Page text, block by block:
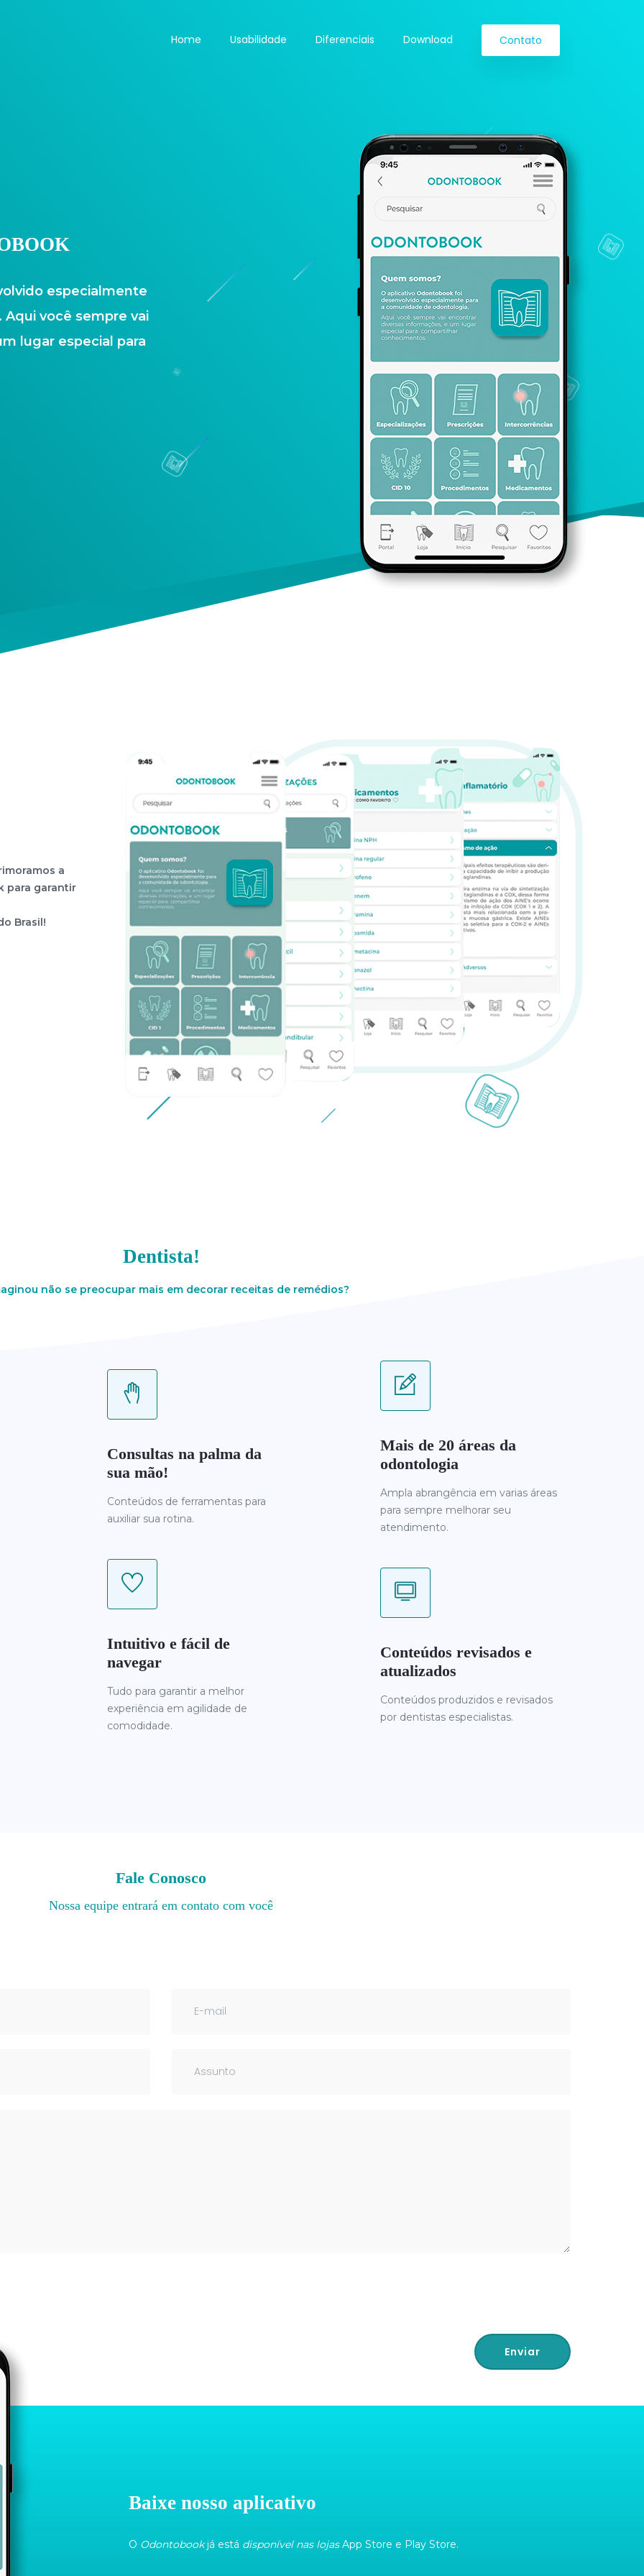
Home Usabilidade Diferenciais Download Contato
especialmente
você sempre vai
lugar especial para
a
para garantir
Brasil!
Dentista!
não se preocupar mais em decorar receitas de remédios?
Consultas na palma da
sua mão!
Conteúdos de ferramentas para
auxiliar sua rotina.
Mais de 20 áreas da
odontologia
Ampla abrangência em varias áreas
para sempre melhorar seu
atendimento.
Intuitivo e fácil de
navegar
Tudo para garantir a melhor
experiência em agilidade de
comodidade.
Conteúdos revisados e
atualizados
Conteúdos produzidos e revisados
por dentistas especialistas.
Fale Conosco
Nossa equipe entrará em contato com você
Baixe nosso aplicativo
O Odontobookjá está disponível nas lojasApp Store e Play Store.